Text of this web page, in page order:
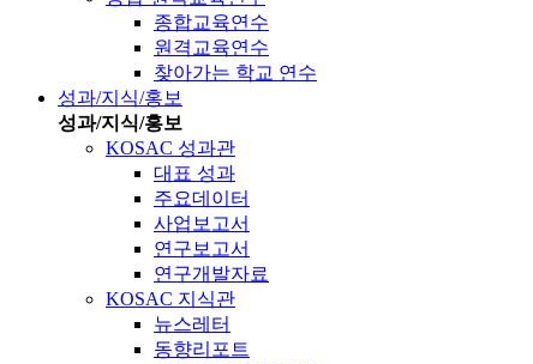
종합교육연수
원격교육연수
찾아가는 학교 연수
성과/지식/홍보
성과/지식/홍보
KOSAC 성과관
대표 성과
주요데이터
사업보고서
연구보고서
연구개발자료
KOSAC 지식관
뉴스레터
동향리포트